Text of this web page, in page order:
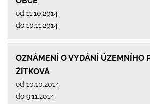
od 11.10.2014
do 10.11.2014
OZNÁMENÍ O VYDÁNÍ ÚZEMNÍHO
ŽÍTKOVÁ
od 10.10.2014
do 9.11.2014